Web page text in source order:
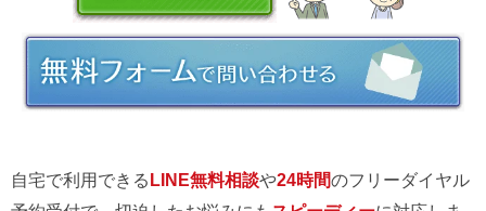
自宅で利用できるLINE無料相談や24時間のフリーダイヤル